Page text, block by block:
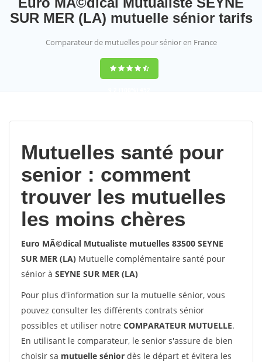
SUR MER (LA) mutuelle sénior tarifs
Comparateur de mutuelles pour sénior en France
9,2(100%)452
Mutuelles santé pour
senior : comment
trouver les mutuelles
les moins chères
Euro MÃ©dical Mutualiste mutuelles 83500 SEYNE
SUR MER (LA) Mutuelle complémentaire santé pour
sénior à SEYNE SUR MER (LA)
Pour plus d'information sur la mutuelle sénior, vous
pouvez consulter les différents contrats sénior
possibles et utiliser notre COMPARATEUR MUTUELLE.
En utilisant le comparateur, le senior s'assure de bien
choisir sa mutuelle sénior dès le départ et évitera les